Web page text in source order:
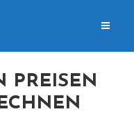
PREISEN